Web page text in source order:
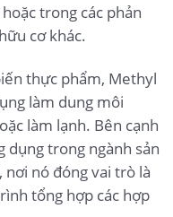
trong các phản
cơ khác.
thực phẩm, Methyl
làm dung môi
làm lạnh. Bên cạnh
dụng trong ngành sản
nó đóng vai trò là
tổng hợp các hợp